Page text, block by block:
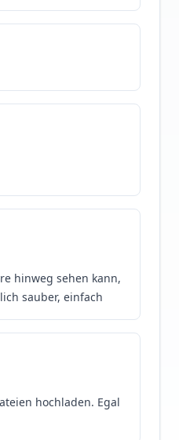
hinweg sehen kann,
sauber, einfach
hochladen. Egal